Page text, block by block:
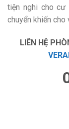
tiện nghi cho cư
chuyển khiến
LIÊN HỆ